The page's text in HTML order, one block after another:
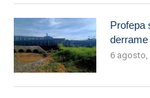
Profepa
6 agosto,